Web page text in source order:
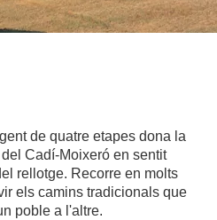
de quatre etapes dona la
Cadí-Moixeró en sentit
rellotge. Recorre en molts
els camins tradicionals que
poble a l'altre.